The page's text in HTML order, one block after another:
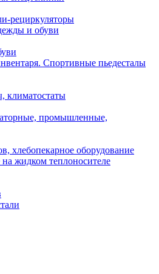
рециркуляторы
и обуви
Спортивные пьедесталы
климатостаты
промышленные,
хлебопекарное оборудование
жидком теплоносителе